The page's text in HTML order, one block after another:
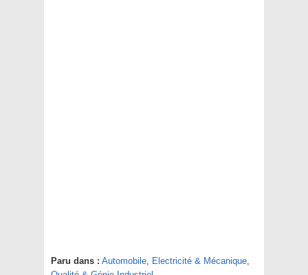
Paru dans : Automobile, Electricité & Mécanique,